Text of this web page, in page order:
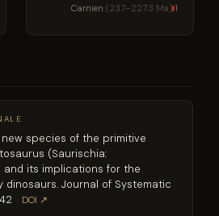
Carnien (237–227.3 Ma) 1
new species of the primitive
(Saurischia:
and its implications for the
dinosaurs. Journal of Systematic
DOI ↗